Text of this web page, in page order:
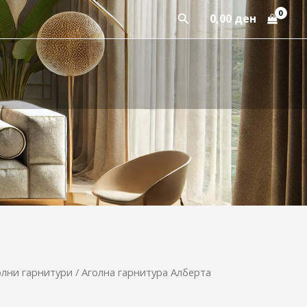
Пребарај
0,00 ден
гарнитури / Аголна гарнитура Алберта
Current